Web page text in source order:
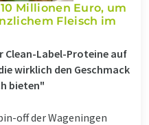
Millionen Euro, um
Fleisch im
Clean-Label-Proteine auf
wirklich den Geschmack
bieten"
off der Wageningen